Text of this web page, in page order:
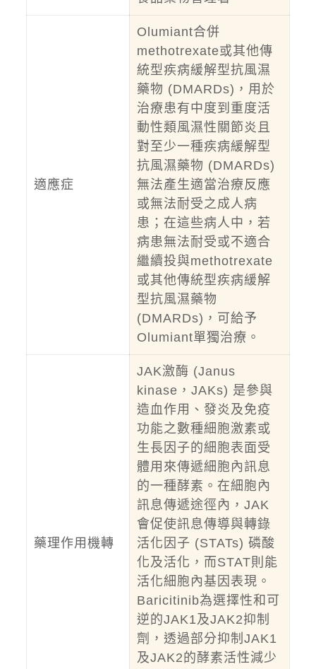
適應症
Olumiant合併
methotrexate或其他傳
統型疾病緩解型抗風濕
藥物 (DMARDs)，用於
治療患有中度到重度活
動性類風濕性關節炎且
對至少一種疾病緩解型
抗風濕藥物 (DMARDs)
無法產生適當治療反應
或無法耐受之成人病
患；在這些病人中，若
病患無法耐受或不適合
繼續投與methotrexate
或其他傳統型疾病緩解
型抗風濕藥物
(DMARDs)，可給予
Olumiant單獨治療。
藥理作用機轉
JAK激酶 (Janus
kinase，JAKs) 是參與
造血作用、發炎及免疫
功能之數種細胞激素或
生長因子的細胞表面受
體用來傳遞細胞內訊息
的一種酵素。在細胞內
訊息傳遞途徑內，JAK
會促使訊息傳導與轉錄
活化因子 (STATs) 磷酸
化及活化，而STAT則能
活化細胞內基因表現。
Baricitinib為選擇性和可
逆的JAK1及JAK2抑制
劑，透過部分抑制JAK1
及JAK2的酵素活性減少